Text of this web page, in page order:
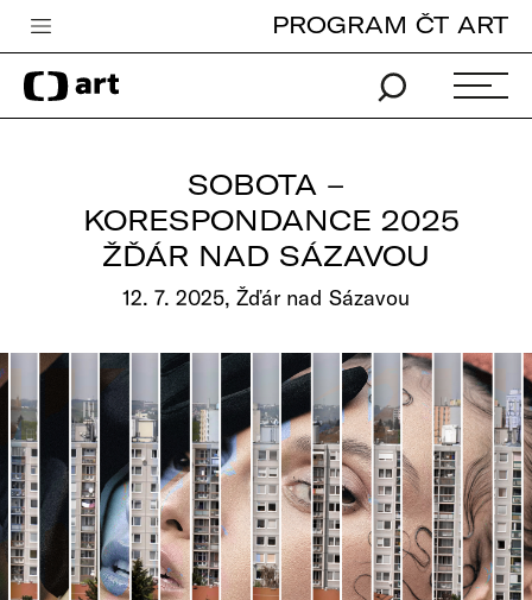
Česká televize
Zpravodajství
iVysílání
TV program
edu
Vše o ČT
PROGRAM ČT ART
SOBOTA –
KORESPONDANCE 2025
ŽĎÁR NAD SÁZAVOU
12. 7. 2025, Žďár nad Sázavou